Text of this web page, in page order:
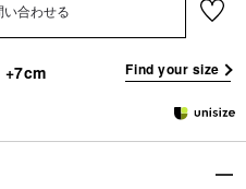
入り
Find your size